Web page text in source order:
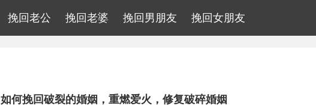
挽回老公 挽回老婆 挽回男朋友 挽回女朋友
如何挽回破裂的婚姻，重燃爱火，修复破碎婚姻